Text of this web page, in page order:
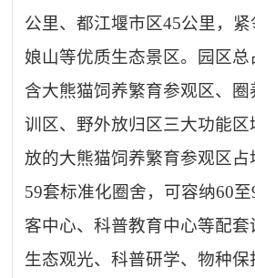
公里、都江堰市区45公里，
娘山等优质生态景区。园区总
含大熊猫饲养繁育参观区、
训区、野外放归区三大功能区
放的大熊猫饲养繁育参观区占
59套标准化圈舍，可容纳60
客中心、科普教育中心等配套
生态观光、科普研学、物种